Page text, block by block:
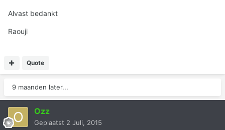
Alvast bedankt
Raouji
Quote
9 maanden later...
Ozz
Geplaatst 2 Juli, 2015